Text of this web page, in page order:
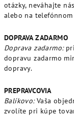
otázky, neváhajte
alebo na
DOPRAVA ZADARMO
Doprava zadarmo:pri
dopravu zadarmo
dopravy.
PREPRAVCOVIA
Balíkovo:Vaša
zvolíte pri kúpe